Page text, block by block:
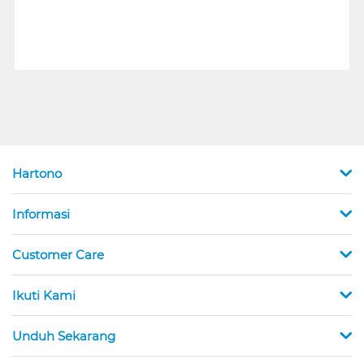
Hartono
Informasi
Customer Care
Ikuti Kami
Unduh Sekarang